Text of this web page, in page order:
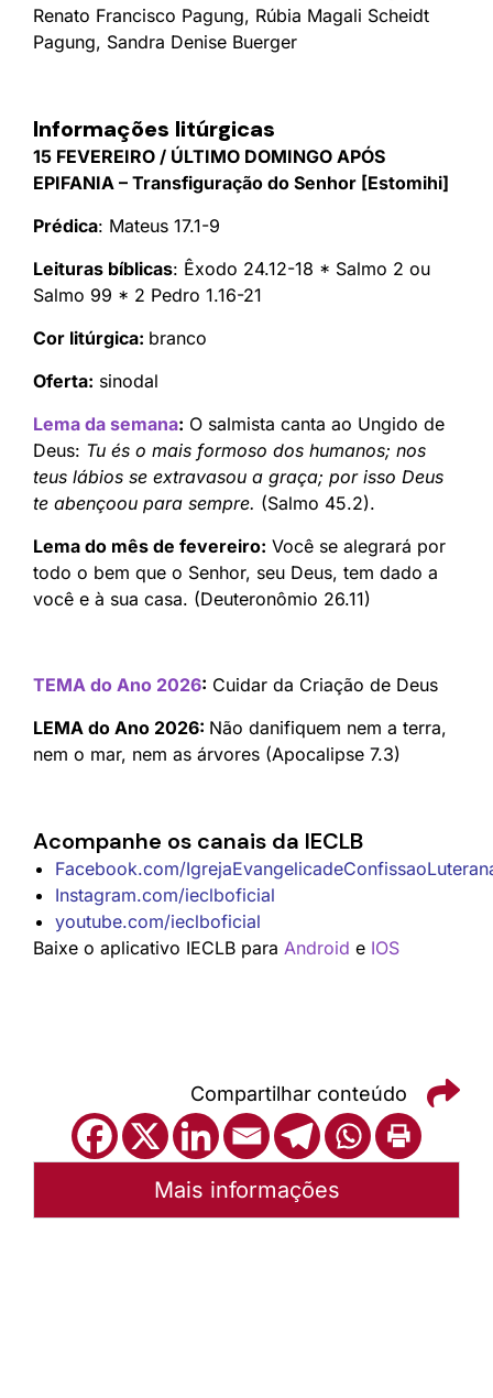
Renato Francisco Pagung, Rúbia Magali Scheidt
Pagung, Sandra Denise Buerger
Informações litúrgicas
15 FEVEREIRO / ÚLTIMO DOMINGO APÓS
EPIFANIA – Transfiguração do Senhor [Estomihi]
Prédica: Mateus 17.1-9
Leituras bíblicas: Êxodo 24.12-18 * Salmo 2 ou
Salmo 99 * 2 Pedro 1.16-21
Cor litúrgica: branco
Oferta: sinodal
Lema da semana: O salmista canta ao Ungido de
Deus: Tu és o mais formoso dos humanos; nos
teus lábios se extravasou a graça; por isso Deus
te abençoou para sempre. (Salmo 45.2).
Lema do mês de fevereiro: Você se alegrará por
todo o bem que o Senhor, seu Deus, tem dado a
você e à sua casa. (Deuteronômio 26.11)
TEMA do Ano 2026: Cuidar da Criação de Deus
LEMA do Ano 2026: Não danifiquem nem a terra,
nem o mar, nem as árvores (Apocalipse 7.3)
Acompanhe os canais da IECLB
Facebook.com/
Instagram.com/ieclboficial
youtube.com/ieclboficial
Baixe o aplicativo IECLB para Android e IOS
Compartilhar conteúdo
Mais informações